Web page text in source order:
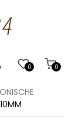
0
0